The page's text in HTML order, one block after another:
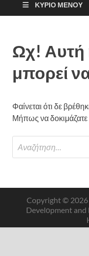
ΚΎΡΙΟ ΜΕΝΟΎ
Ωχ! Αυτή
μπορεί
Φαίνεται ότι δε
Μήπως να δοκιμάζατε
Copyright © 2026
Develοpment and